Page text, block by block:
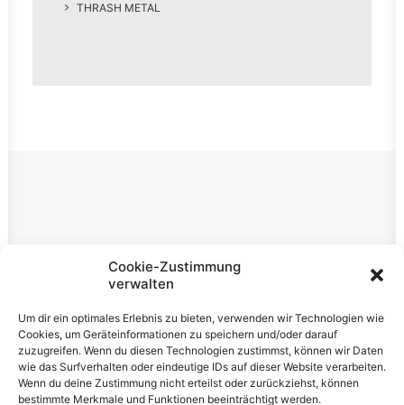
Cookie-Zustimmung
verwalten
Um dir ein optimales Erlebnis zu bieten, verwenden wir Technologien wie
Cookies, um Geräteinformationen zu speichern und/oder darauf
zuzugreifen. Wenn du diesen Technologien zustimmst, können wir Daten
wie das Surfverhalten oder eindeutige IDs auf dieser Website verarbeiten.
Wenn du deine Zustimmung nicht erteilst oder zurückziehst, können
bestimmte Merkmale und Funktionen beeinträchtigt werden.
THRASH METAL
Rechtliches
Datenschutzerklärung
Cookie-Richtlinie (EU)